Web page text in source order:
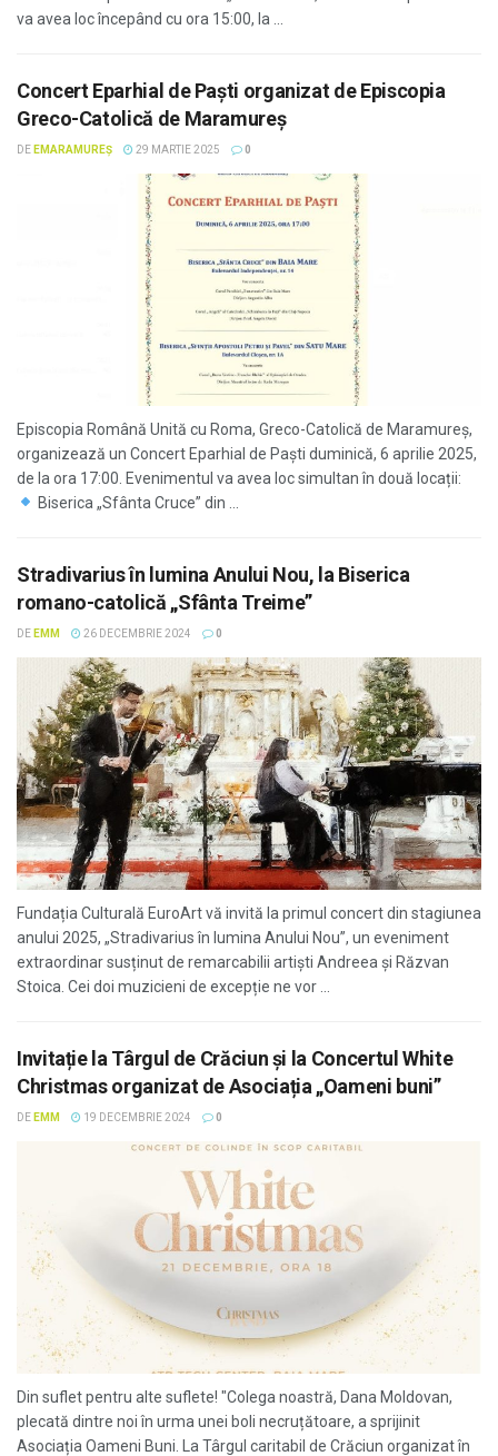
va avea loc începând cu ora 15:00, la ...
Concert Eparhial de Paști organizat de Episcopia
Greco-Catolică de Maramureș
DE EMARAMUREȘ 29 MARTIE 2025 0
Episcopia Română Unită cu Roma, Greco-Catolică de Maramureș,
organizează un Concert Eparhial de Paști duminică, 6 aprilie 2025,
de la ora 17:00. Evenimentul va avea loc simultan în două locații:
Biserica „Sfânta Cruce” din ...
Stradivarius în lumina Anului Nou, la Biserica
romano-catolică „Sfânta Treime”
DE EMM 26 DECEMBRIE 2024 0
Fundația Culturală EuroArt vă invită la primul concert din stagiunea
anului 2025, „Stradivarius în lumina Anului Nou”, un eveniment
extraordinar susținut de remarcabilii artiști Andreea și Răzvan
Stoica. Cei doi muzicieni de excepție ne vor ...
Invitație la Târgul de Crăciun și la Concertul White
Christmas organizat de Asociația „Oameni buni”
DE EMM 19 DECEMBRIE 2024 0
Din suflet pentru alte suflete! "Colega noastră, Dana Moldovan,
plecată dintre noi în urma unei boli necruțătoare, a sprijinit
Asociația Oameni Buni. La Târgul caritabil de Crăciun organizat în